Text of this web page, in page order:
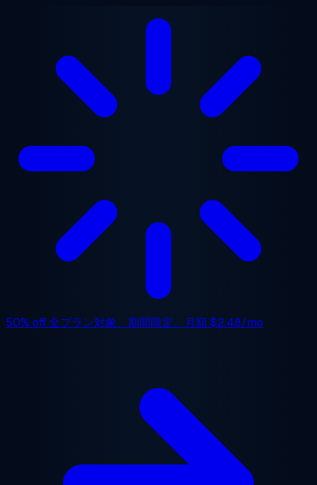
50% off全プラン対象、期間限定。月額$2.48/mo